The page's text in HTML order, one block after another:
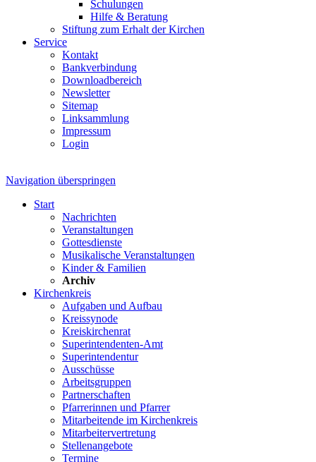
Schulungen
Hilfe & Beratung
Stiftung zum Erhalt der Kirchen
Service
Kontakt
Bankverbindung
Downloadbereich
Newsletter
Sitemap
Linksammlung
Impressum
Login
Navigation überspringen
Start
Nachrichten
Veranstaltungen
Gottesdienste
Musikalische Veranstaltungen
Kinder & Familien
Archiv
Kirchenkreis
Aufgaben und Aufbau
Kreissynode
Kreiskirchenrat
Superintendenten-Amt
Superintendentur
Ausschüsse
Arbeitsgruppen
Partnerschaften
Pfarrerinnen und Pfarrer
Mitarbeitende im Kirchenkreis
Mitarbeitervertretung
Stellenangebote
Termine